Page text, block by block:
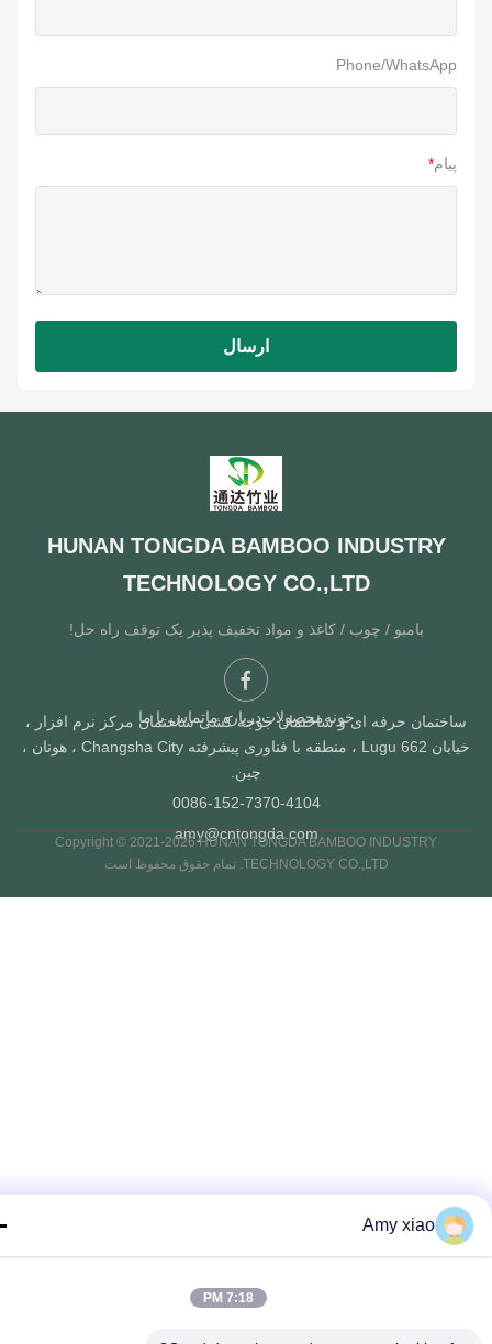
Phone/WhatsApp
ارسال
HUNAN TONGDA BAMBOO INDUSTRY
TECHNOLOGY CO.,LTD
بامبو / چوب / کاغذ و مواد تخفیف پذیر یک توقف راه حل!
خونهمحصولاتدرباره ماتماس با ما
حرفه ای و ساختمان جوجه کشی ساختمان مرکز نرم افزار ،
خیابان Lugu 662 ، منطقه با فناوری پیشرفته Changsha City ، هونان ،
0086-152-7370-4104
amy@cntongda.com
Copyright © 2021-2026 HUNAN TONGDA BAMBOO INDUSTRY
TECHNOLOGY CO.,LTD. تمام حقوق محفوظ است
Amy xiao
7:18 PM